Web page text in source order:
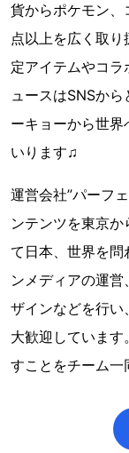
貨からポケモン
点以上を広く取
定アイテムやコ
ュースはSNSか
ーキョーから世界
いります♫
運営会社”パーフ
ンテンツを東京
て日本、世界を問
ンメディアの運
ザインなどを行い
大歓迎しています
すことをチーム一